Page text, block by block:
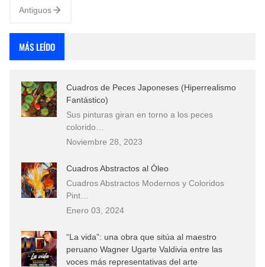
Antiguos
MÁS LEÍDO
Cuadros de Peces Japoneses (Hiperrealismo
Fantástico)
Sus pinturas giran en torno a los peces
colorido…
Noviembre 28, 2023
Cuadros Abstractos al Óleo
Cuadros Abstractos Modernos y Coloridos
Pint…
Enero 03, 2024
“La vida”: una obra que sitúa al maestro
peruano Wagner Ugarte Valdivia entre las
voces más representativas del arte